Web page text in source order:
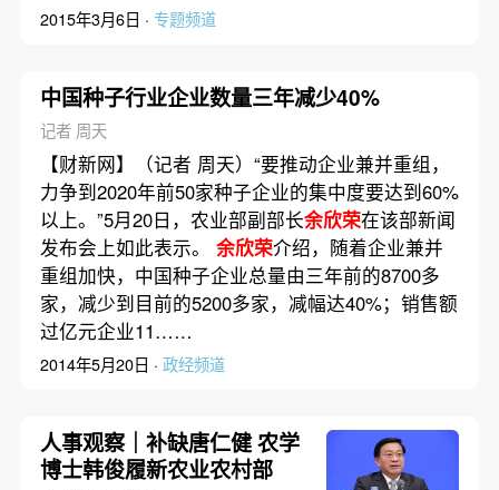
2015年3月6日 · 专题频道
中国种子行业企业数量三年减少40%
记者 周天
【财新网】（记者 周天）“要推动企业兼并重组，
力争到2020年前50家种子企业的集中度要达到60%
以上。”5月20日，农业部副部长余欣荣在该部新闻
发布会上如此表示。 余欣荣介绍，随着企业兼并
重组加快，中国种子企业总量由三年前的8700多
家，减少到目前的5200多家，减幅达40%；销售额
过亿元企业11……
2014年5月20日 · 政经频道
人事观察｜补缺唐仁健 农学
博士韩俊履新农业农村部